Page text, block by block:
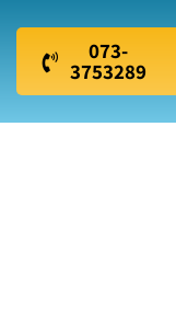
073-
3753289